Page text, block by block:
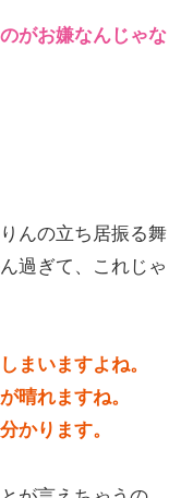
がお嫌なんじゃな
んの立ち居振る舞
過ぎて、これじゃ
まいますよね。
晴れますね。
かります。